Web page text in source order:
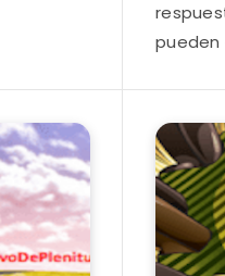
pueden